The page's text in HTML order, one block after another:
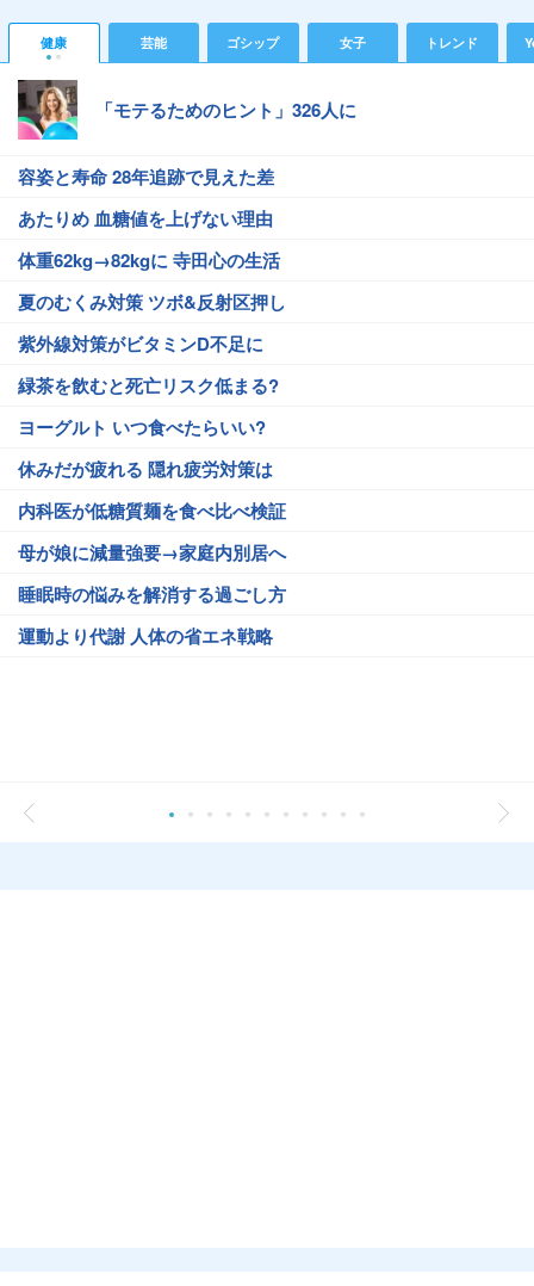
健康 芸能 ゴシップ 女子 トレンド
「モテるためのヒント」326人に
容姿と寿命 28年追跡で見えた差
あたりめ 血糖値を上げない理由
体重62kg→82kgに 寺田心の生活
夏のむくみ対策 ツボ&反射区押し
紫外線対策がビタミンD不足に
緑茶を飲むと死亡リスク低まる?
ヨーグルト いつ食べたらいい?
休みだが疲れる 隠れ疲労対策は
内科医が低糖質麺を食べ比べ検証
母が娘に減量強要→家庭内別居へ
睡眠時の悩みを解消する過ごし方
運動より代謝 人体の省エネ戦略